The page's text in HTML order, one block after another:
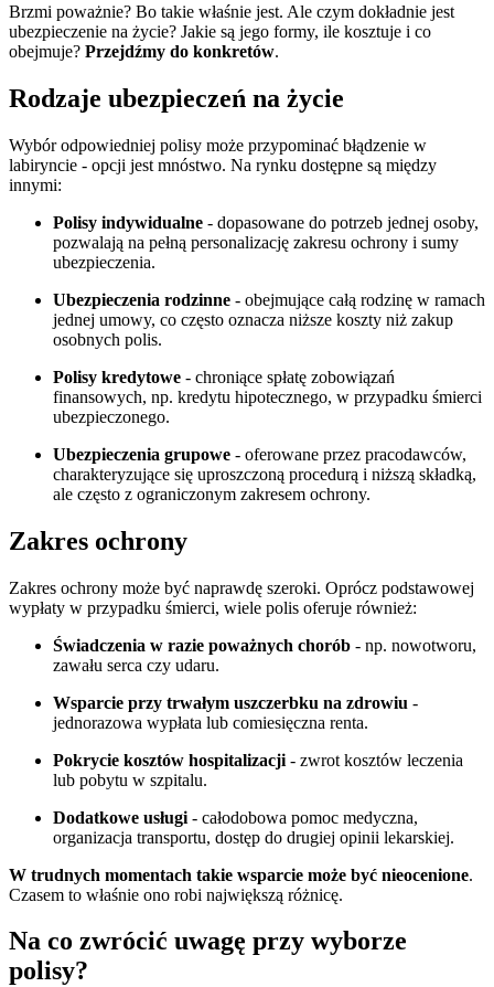
Brzmi poważnie? Bo takie właśnie jest. Ale czym dokładnie jest
ubezpieczenie na życie? Jakie są jego formy, ile kosztuje i co
obejmuje? Przejdźmy do konkretów.
Rodzaje ubezpieczeń na życie
Wybór odpowiedniej polisy może przypominać błądzenie w
labiryncie - opcji jest mnóstwo. Na rynku dostępne są między
innymi:
Polisy indywidualne - dopasowane do potrzeb jednej osoby,
pozwalają na pełną personalizację zakresu ochrony i sumy
ubezpieczenia.
Ubezpieczenia rodzinne - obejmujące całą rodzinę w ramach
jednej umowy, co często oznacza niższe koszty niż zakup
osobnych polis.
Polisy kredytowe - chroniące spłatę zobowiązań
finansowych, np. kredytu hipotecznego, w przypadku śmierci
ubezpieczonego.
Ubezpieczenia grupowe - oferowane przez pracodawców,
charakteryzujące się uproszczoną procedurą i niższą składką,
ale często z ograniczonym zakresem ochrony.
Zakres ochrony
Zakres ochrony może być naprawdę szeroki. Oprócz podstawowej
wypłaty w przypadku śmierci, wiele polis oferuje również:
Świadczenia w razie poważnych chorób - np. nowotworu,
zawału serca czy udaru.
Wsparcie przy trwałym uszczerbku na zdrowiu -
jednorazowa wypłata lub comiesięczna renta.
Pokrycie kosztów hospitalizacji - zwrot kosztów leczenia
lub pobytu w szpitalu.
Dodatkowe usługi - całodobowa pomoc medyczna,
organizacja transportu, dostęp do drugiej opinii lekarskiej.
W trudnych momentach takie wsparcie może być nieocenione.
Czasem to właśnie ono robi największą różnicę.
Na co zwrócić uwagę przy wyborze
polisy?